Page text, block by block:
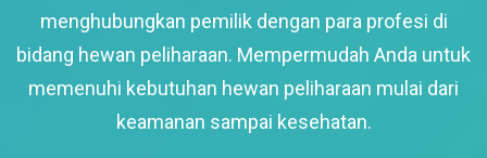
menghubungkan pemilik dengan para profesi di
bidang hewan peliharaan. Mempermudah Anda untuk
memenuhi kebutuhan hewan peliharaan mulai dari
keamanan sampai kesehatan.